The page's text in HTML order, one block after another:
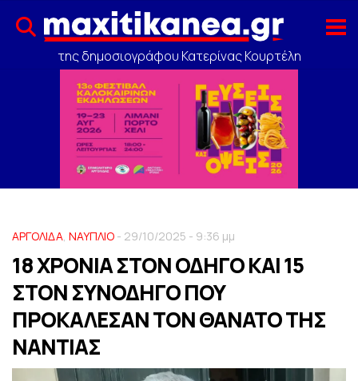
της δημοσιογράφου Κατερίνας Κουρτέλη
ΑΡΓΟΛΙΔΑ, ΝΑΥΠΛΙΟ - 29/10/2025 - 9:36 μμ
18 ΧΡΟΝΙΑ ΣΤΟΝ ΟΔΗΓΟ ΚΑΙ 15
ΣΤΟΝ ΣΥΝΟΔΗΓΟ ΠΟΥ
ΠΡΟΚΑΛΕΣΑΝ ΤΟΝ ΘΑΝΑΤΟ ΤΗΣ
ΝΑΝΤΙΑΣ